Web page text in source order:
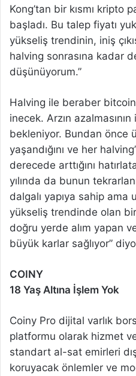
Kong’tan bir kısmı kripto
başladı. Bu talep fiyatı
yükseliş trendinin, iniş
halving sonrasına kadar
düşünüyorum.”
Halving ile beraber
inecek. Arzın azalmasının
bekleniyor. Bundan önce
yaşandığını ve her
derecede arttığını
yılında da bunun
dalgalı yapıya sahip ama
yükseliş trendinde olan bir
doğru yerde alım yapan ve
büyük karlar sağlıyor”
COINY
18 Yaş Altına İşlem Yok
Coiny Pro dijital varlık
platformu olarak hizmet
standart al-sat emirleri
koruyacak önlemler ve